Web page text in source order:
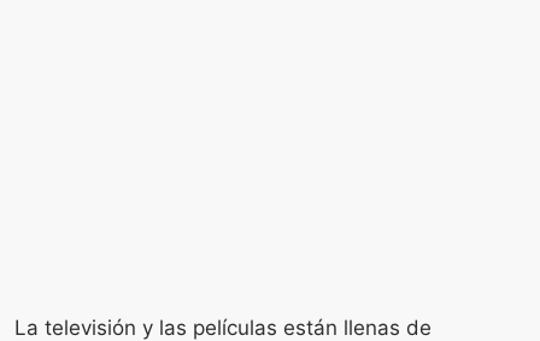
La televisión y las películas están llenas de